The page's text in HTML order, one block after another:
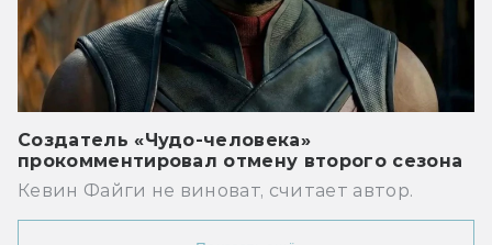
Создатель «Чудо-человека»
прокомментировал отмену второго сезона
Кевин Файги не виноват, считает автор.